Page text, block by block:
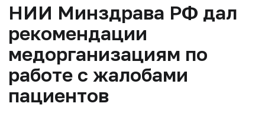
НИИ Минздрава РФ дал
рекомендации
медорганизациям по
работе с жалобами
пациентов